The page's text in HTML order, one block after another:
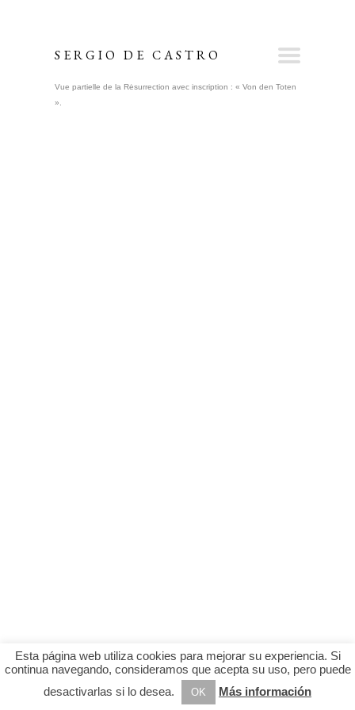
SERGIO DE CASTRO
Vue partielle de la Résurrection avec inscription : « Von den Toten
».
Esta página web utiliza cookies para mejorar su experiencia. Si
continua navegando, consideramos que acepta su uso, pero puede
desactivarlas si lo desea.
OK Más información